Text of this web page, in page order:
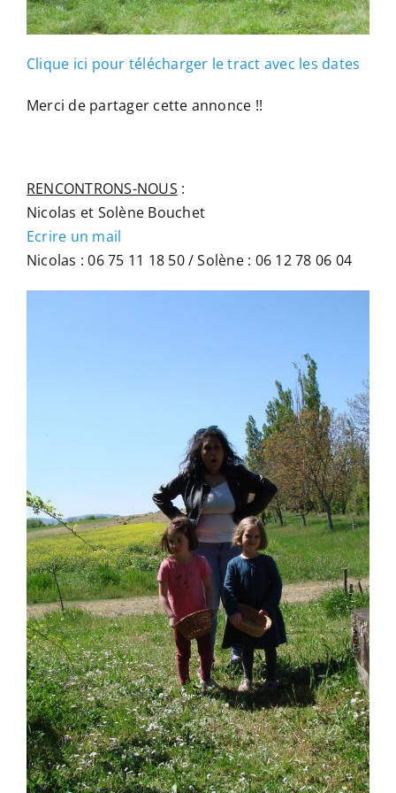
Clique ici pour télécharger le tract avec les dates
Merci de partager cette annonce !!
RENCONTRONS-NOUS :
Nicolas et Solène Bouchet
Ecrire un mail
Nicolas : 06 75 11 18 50 / Solène : 06 12 78 06 04